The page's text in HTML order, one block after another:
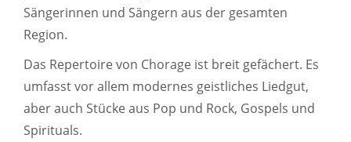
Sängerinnen und Sängern aus der gesamten
Region.
Das Repertoire von Chorage ist breit gefächert. Es
umfasst vor allem modernes geistliches Liedgut,
aber auch Stücke aus Pop und Rock, Gospels und
Spirituals.